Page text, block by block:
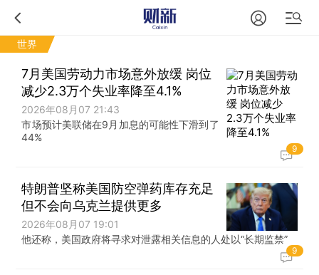
世界
7月美国劳动力市场意外放缓 岗位
减少2.3万个失业率降至4.1%
2026年08月07 21:43
市场预计美联储在9月加息的可能性下滑到了
44%
9
特朗普坚称美国防空弹药库存充足
但不会向乌克兰提供更多
2026年08月07 19:01
他还称，美国政府将寻求对泄露相关信息的人处以“长期监禁”
9